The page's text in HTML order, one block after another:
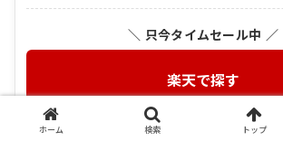
＼ 只今タイムセール中 ／
楽天で探す
＼ セール・割引をチェック ／
ホーム 検索 トップ